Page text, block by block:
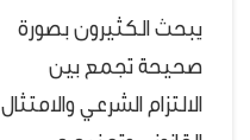
يبحث الكثيرون بصورة
صحيحة تجمع بين
الالتزام الشرعي والامتثال